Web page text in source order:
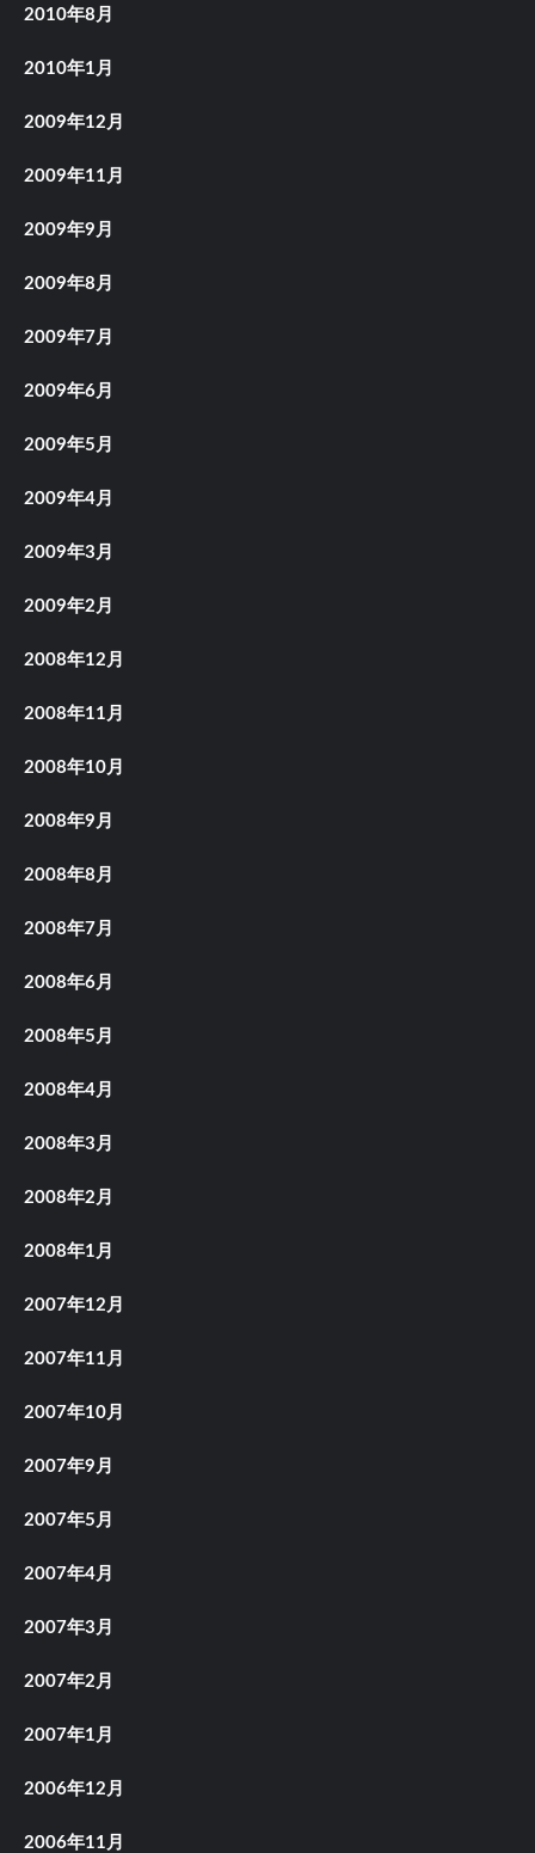
2010年8月
2010年1月
2009年12月
2009年11月
2009年9月
2009年8月
2009年7月
2009年6月
2009年5月
2009年4月
2009年3月
2009年2月
2008年12月
2008年11月
2008年10月
2008年9月
2008年8月
2008年7月
2008年6月
2008年5月
2008年4月
2008年3月
2008年2月
2008年1月
2007年12月
2007年11月
2007年10月
2007年9月
2007年5月
2007年4月
2007年3月
2007年2月
2007年1月
2006年12月
2006年11月